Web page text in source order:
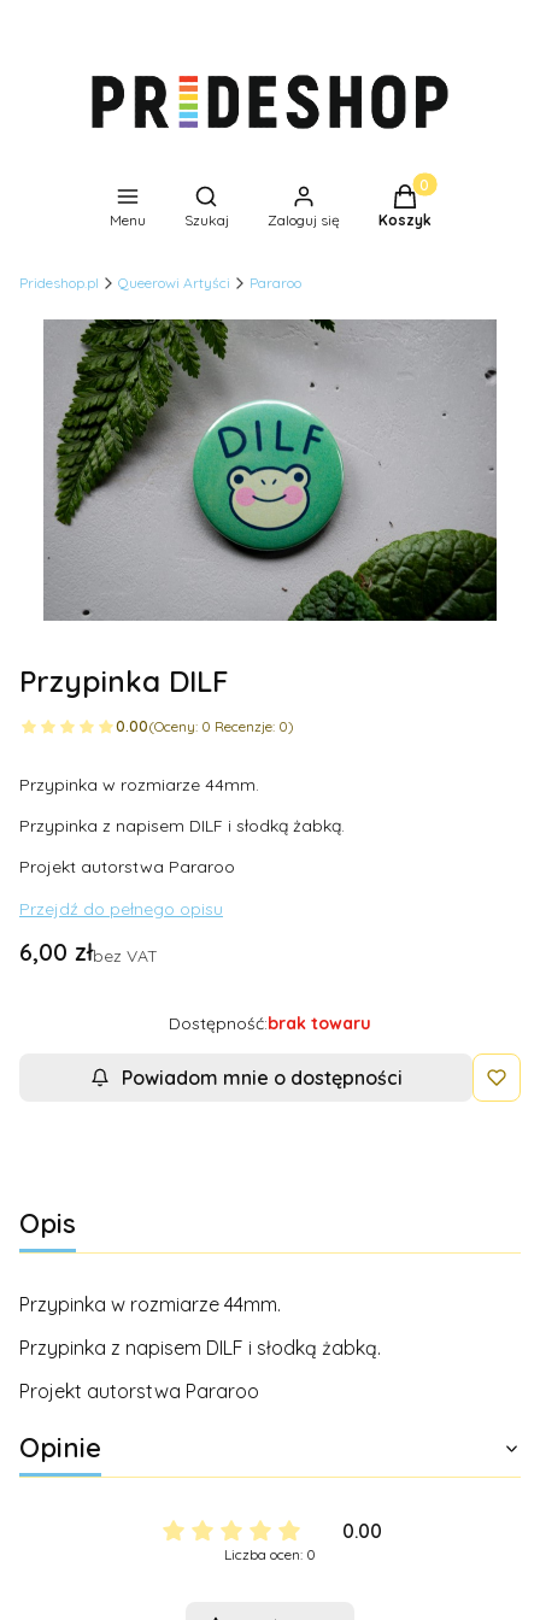
Menu
Otwórz wyszukiwarkę
Szukaj Zaloguj się
Produkty w
Koszyk
Prideshop.pl Queerowi Artyści Pararoo
Przypinka DILF
0.00(Oceny: 0 Recenzje: 0)
Przypinka w rozmiarze 44mm.
Przypinka z napisem DILF i słodką żabką.
Projekt autorstwa Pararoo
Przejdź do pełnego opisu
Cena
6,00 złbez VAT
Dostępność:brak towaru
Powiadom mnie o dostępności
Opis
Przypinka w rozmiarze 44mm.
Przypinka z napisem DILF i słodką żabką.
Projekt autorstwa Pararoo
Opinie
0.00
Liczba ocen: 0